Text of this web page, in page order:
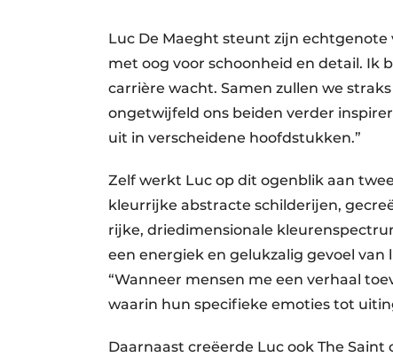
Luc De Maeght steunt zijn echtgenote
met oog voor schoonheid en detail. Ik
carrière wacht. Samen zullen we
ongetwijfeld ons beiden verder
uit in verscheidene hoofdstukken.”
Zelf werkt Luc op dit ogenblik aan
kleurrijke abstracte schilderijen,
rijke, driedimensionale
een energiek en gelukzalig gevoel
“Wanneer mensen me een verhaal
waarin hun specifieke emoties tot
Daarnaast creëerde Luc ook The